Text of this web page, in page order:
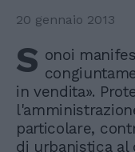
20 gennaio 2013
S onoi
in vendita».
particolare,
di urbanistica